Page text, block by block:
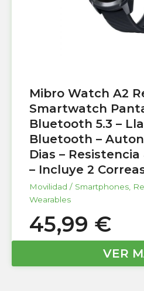
Mibro Watch A2
Smartwatch
Bluetooth 5.3 –
Bluetooth –
Dias –
– Incluye 2
Movilidad / Smartphones,
Wearables
45,99 €
VER